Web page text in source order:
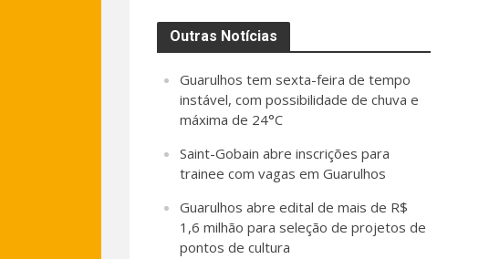
Outras Notícias
Guarulhos tem sexta-feira de tempo
instável, com possibilidade de chuva e
máxima de 24°C
Saint-Gobain abre inscrições para
trainee com vagas em Guarulhos
Guarulhos abre edital de mais de R$
1,6 milhão para seleção de projetos de
pontos de cultura